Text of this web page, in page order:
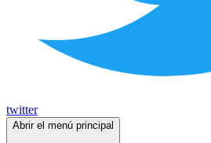
twitter
Abrir el menú principal